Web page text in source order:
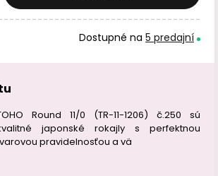
Dostupné na 5 predajní
Round 11/0 (TR-11-1206) č.250 sú
japonské rokajly s perfektnou
pravidelnosťou a vä